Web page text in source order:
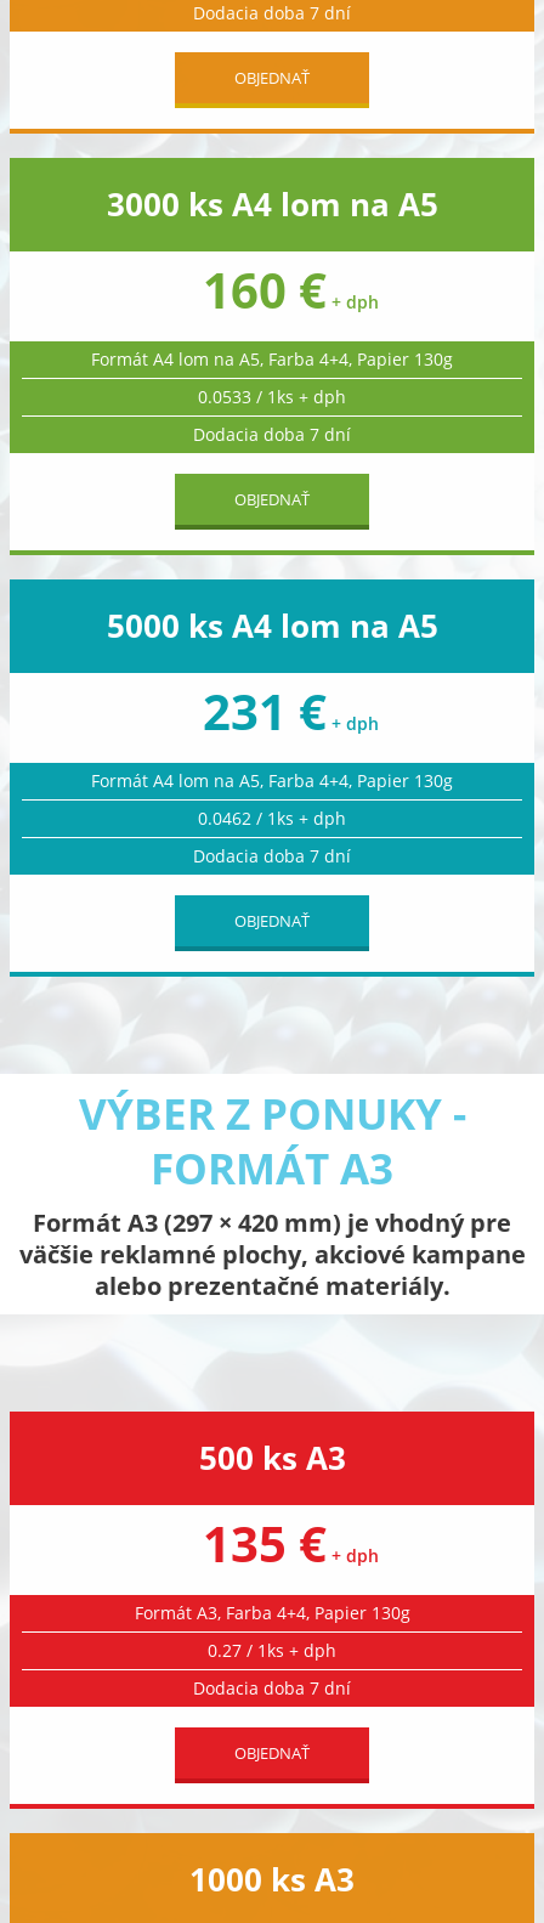
Dodacia doba 7 dní
OBJEDNAŤ
3000 ks A4 lom na A5
160 € + dph
Formát A4 lom na A5, Farba 4+4, Papier 130g
0.0533 / 1ks + dph
Dodacia doba 7 dní
OBJEDNAŤ
5000 ks A4 lom na A5
231 € + dph
Formát A4 lom na A5, Farba 4+4, Papier 130g
0.0462 / 1ks + dph
Dodacia doba 7 dní
OBJEDNAŤ
VÝBER Z PONUKY -
FORMÁT A3
Formát A3 (297 × 420 mm) je vhodný pre
väčšie reklamné plochy, akciové kampane
alebo prezentačné materiály.
500 ks A3
135 € + dph
Formát A3, Farba 4+4, Papier 130g
0.27 / 1ks + dph
Dodacia doba 7 dní
OBJEDNAŤ
1000 ks A3